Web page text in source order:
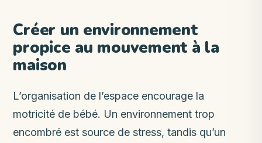
Créer un environnement
propice au mouvement à la
maison
L’organisation de l’espace encourage la
motricité de bébé. Un environnement trop
encombré est source de stress, tandis qu’un